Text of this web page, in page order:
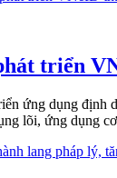
triển
ứng dụng định
lõi, ứng dụng